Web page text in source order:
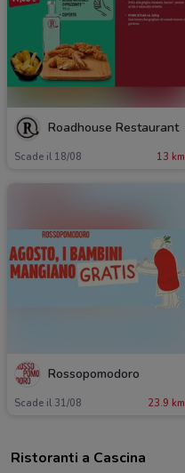
Roadhouse Restaurant
Scade il 18/08 13 km
Rossopomodoro
Scade il 31/08 23.9 km
Ristoranti a Cascina